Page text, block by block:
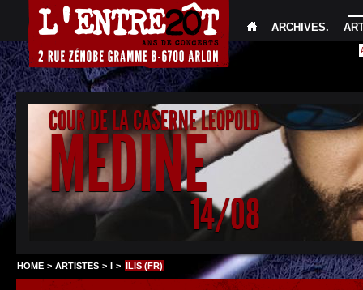
ARCHIVES.
COUR DE LA CASERNE LEOPOLD
MEDINE
14/08
HOME > ARTISTES > I > ILIS (FR)